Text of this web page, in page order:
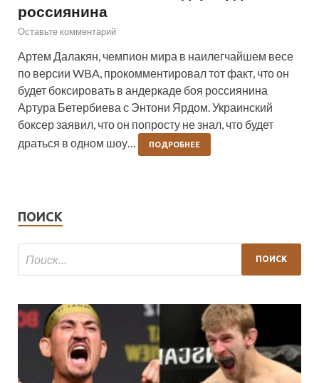
россиянина
Оставьте комментарий
Артем Далакян, чемпион мира в наилегчайшем весе
по версии WBA, прокомментировал тот факт, что он
будет боксировать в андеркаде боя россиянина
Артура Бетербиева с Энтони Ярдом. Украинский
боксер заявил, что он попросту не знал, что будет
драться в одном шоу…
ПОДРОБНЕЕ
ПОИСК